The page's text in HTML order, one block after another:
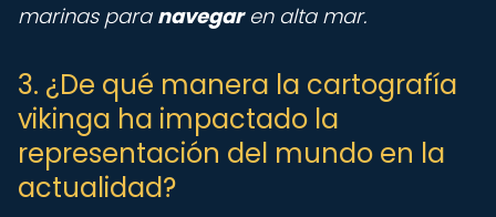
marinas para navegaren alta mar.
3. ¿De qué manera la cartografía
vikinga ha impactado la
representación del mundo en la
actualidad?